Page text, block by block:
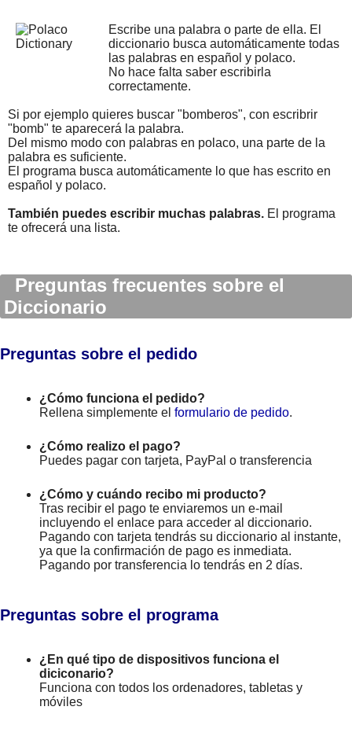
Escribe una palabra o parte de ella. El
diccionario busca automáticamente todas
las palabras en español y polaco.
No hace falta saber escribirla
correctamente.
Si por ejemplo quieres buscar "bomberos", con escribrir
"bomb" te aparecerá la palabra.
Del mismo modo con palabras en polaco, una parte de la
palabra es suficiente.
El programa busca automáticamente lo que has escrito en
español y polaco.
También puedes escribir muchas palabras. El programa
te ofrecerá una lista.
Preguntas frecuentes sobre el
Diccionario
Preguntas sobre el pedido
¿Cómo funciona el pedido?
Rellena simplemente el formulario de pedido.
¿Cómo realizo el pago?
Puedes pagar con tarjeta, PayPal o transferencia
¿Cómo y cuándo recibo mi producto?
Tras recibir el pago te enviaremos un e-mail
incluyendo el enlace para acceder al diccionario.
Pagando con tarjeta tendrás su diccionario al instante,
ya que la confirmación de pago es inmediata.
Pagando por transferencia lo tendrás en 2 días.
Preguntas sobre el programa
¿En qué tipo de dispositivos funciona el
diciconario?
Funciona con todos los ordenadores, tabletas y
móviles